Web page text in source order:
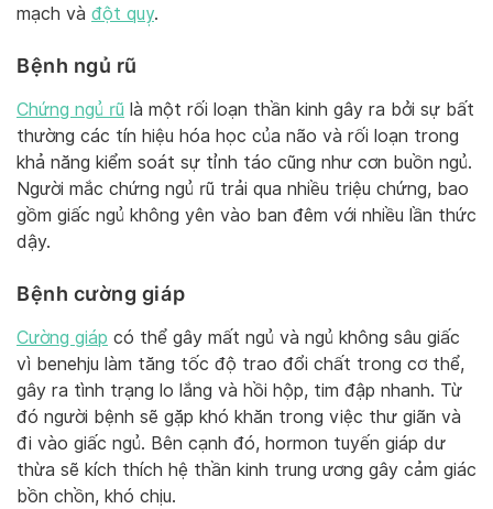
mạch và đột quỵ.
Bệnh ngủ rũ
Chứng ngủ rũ là một rối loạn thần kinh gây ra bởi sự bất
thường các tín hiệu hóa học của não và rối loạn trong
khả năng kiểm soát sự tỉnh táo cũng như cơn buồn ngủ.
Người mắc chứng ngủ rũ trải qua nhiều triệu chứng, bao
gồm giấc ngủ không yên vào ban đêm với nhiều lần thức
dậy.
Bệnh cường giáp
Cường giáp có thể gây mất ngủ và ngủ không sâu giấc
vì benehju làm tăng tốc độ trao đổi chất trong cơ thể,
gây ra tình trạng lo lắng và hồi hộp, tim đập nhanh. Từ
đó người bệnh sẽ gặp khó khăn trong việc thư giãn và
đi vào giấc ngủ. Bên cạnh đó, hormon tuyến giáp dư
thừa sẽ kích thích hệ thần kinh trung ương gây cảm giác
bồn chồn, khó chịu.